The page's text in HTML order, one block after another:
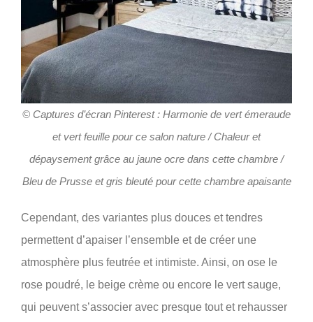
© Captures d’écran Pinterest : Harmonie de vert émeraude
et vert feuille pour ce salon nature / Chaleur et
dépaysement grâce au jaune ocre dans cette chambre /
Bleu de Prusse et gris bleuté pour cette chambre apaisante
Cependant, des variantes plus douces et tendres
permettent d’apaiser l’ensemble et de créer une
atmosphère plus feutrée et intimiste. Ainsi, on ose le
rose poudré, le beige crème ou encore le vert sauge,
qui peuvent s’associer avec presque tout et rehausser